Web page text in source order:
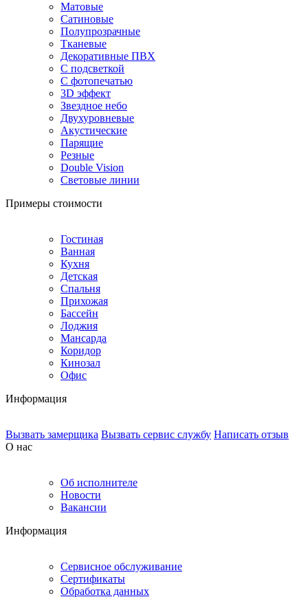
Матовые
Сатиновые
Полупрозрачные
Тканевые
Декоративные ПВХ
С подсветкой
С фотопечатью
3D эффект
Звездное небо
Двухуровневые
Акустические
Парящие
Резные
Double Vision
Световые линии
Примеры стоимости
Гостиная
Ванная
Кухня
Детская
Спальня
Прихожая
Бассейн
Лоджия
Мансарда
Коридор
Кинозал
Офис
Информация
Вызвать замерщика Вызвать сервис службу Написать отзыв
О нас
Об исполнителе
Новости
Вакансии
Информация
Сервисное обслуживание
Сертификаты
Обработка данных